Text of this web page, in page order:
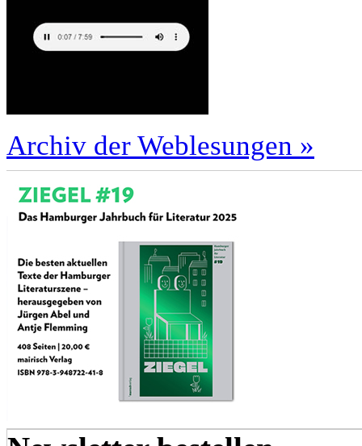
Archiv der Weblesungen »